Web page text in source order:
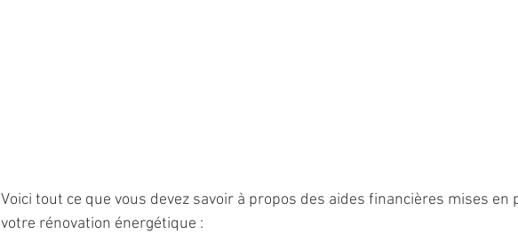
Voici tout ce que vous devez savoir à propos des aides financières mises en
votre rénovation énergétique :